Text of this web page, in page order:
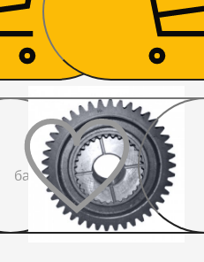
851
До
бажаного